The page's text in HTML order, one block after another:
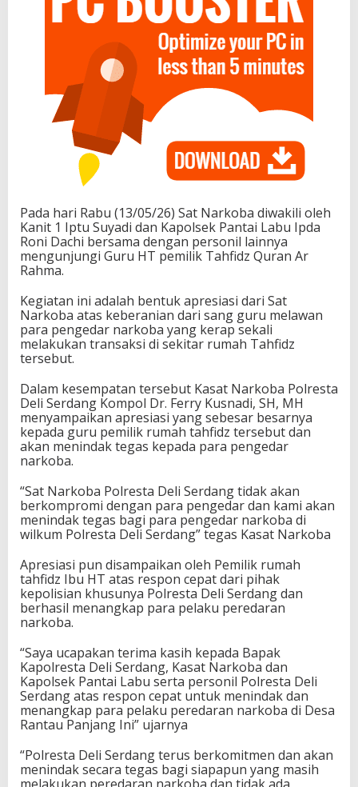
Pada hari Rabu (13/05/26) Sat Narkoba diwakili oleh
Kanit 1 Iptu Suyadi dan Kapolsek Pantai Labu Ipda
Roni Dachi bersama dengan personil lainnya
mengunjungi Guru HT pemilik Tahfidz Quran Ar
Rahma.
Kegiatan ini adalah bentuk apresiasi dari Sat
Narkoba atas keberanian dari sang guru melawan
para pengedar narkoba yang kerap sekali
melakukan transaksi di sekitar rumah Tahfidz
tersebut.
Dalam kesempatan tersebut Kasat Narkoba Polresta
Deli Serdang Kompol Dr. Ferry Kusnadi, SH, MH
menyampaikan apresiasi yang sebesar besarnya
kepada guru pemilik rumah tahfidz tersebut dan
akan menindak tegas kepada para pengedar
narkoba.
“Sat Narkoba Polresta Deli Serdang tidak akan
berkompromi dengan para pengedar dan kami akan
menindak tegas bagi para pengedar narkoba di
wilkum Polresta Deli Serdang” tegas Kasat Narkoba
Apresiasi pun disampaikan oleh Pemilik rumah
tahfidz Ibu HT atas respon cepat dari pihak
kepolisian khusunya Polresta Deli Serdang dan
berhasil menangkap para pelaku peredaran
narkoba.
“Saya ucapakan terima kasih kepada Bapak
Kapolresta Deli Serdang, Kasat Narkoba dan
Kapolsek Pantai Labu serta personil Polresta Deli
Serdang atas respon cepat untuk menindak dan
menangkap para pelaku peredaran narkoba di Desa
Rantau Panjang Ini” ujarnya
“Polresta Deli Serdang terus berkomitmen dan akan
menindak secara tegas bagi siapapun yang masih
melakukan peredaran narkoba dan tidak ada